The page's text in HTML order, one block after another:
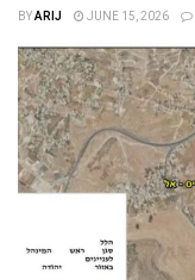
BYARIJ JUNE 15, 2026